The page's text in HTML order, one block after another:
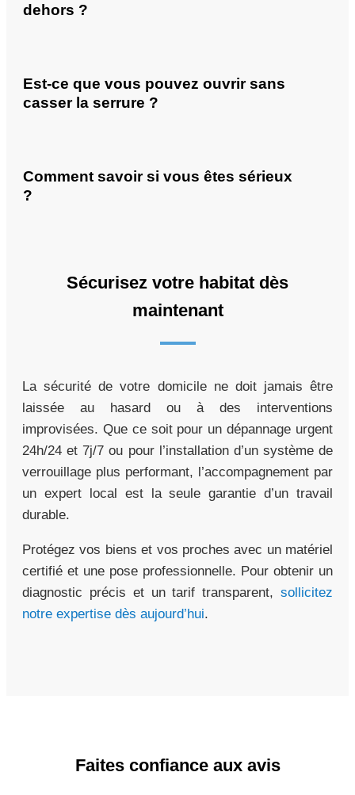
dehors ?
Est-ce que vous pouvez ouvrir sans
casser la serrure ?
Comment savoir si vous êtes sérieux
?
Sécurisez votre habitat dès
maintenant
La sécurité de votre domicile ne doit jamais être
laissée au hasard ou à des interventions
improvisées. Que ce soit pour un dépannage urgent
24h/24 et 7j/7 ou pour l’installation d’un système de
verrouillage plus performant, l’accompagnement par
un expert local est la seule garantie d’un travail
durable.
Protégez vos biens et vos proches avec un matériel
certifié et une pose professionnelle. Pour obtenir un
diagnostic précis et un tarif transparent, sollicitez
notre expertise dès aujourd’hui.
Faites confiance aux avis